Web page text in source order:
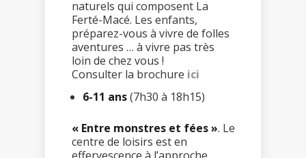
naturels qui composent La
Ferté-Macé. Les enfants,
préparez-vous à vivre de folles
aventures … à vivre pas très
loin de chez vous !
Consulter la brochure ici
6-11 ans(7h30 à 18h15)
« Entre monstres et fées ». Le
centre de loisirs est en